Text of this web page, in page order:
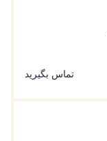
تماس بگیرید